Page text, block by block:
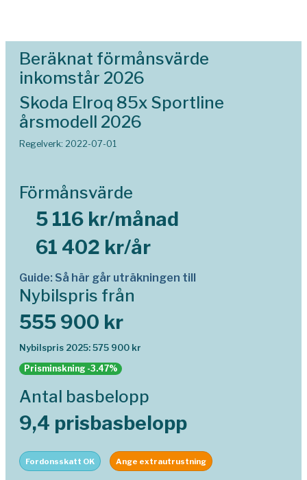
Beräknat förmånsvärde
inkomstår 2026
Skoda Elroq 85x Sportline
årsmodell 2026
Regelverk: 2022-07-01
Förmånsvärde
5 116 kr/månad
61 402 kr/år
Guide: Så här går uträkningen till
Nybilspris från
555 900 kr
Nybilspris 2025: 575 900 kr
Prisminskning -3.47%
Antal basbelopp
9,4 prisbasbelopp
Fordonsskatt OK Ange extrautrustning